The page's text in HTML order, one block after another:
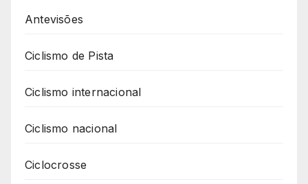
Antevisões
Ciclismo de Pista
Ciclismo internacional
Ciclismo nacional
Ciclocrosse